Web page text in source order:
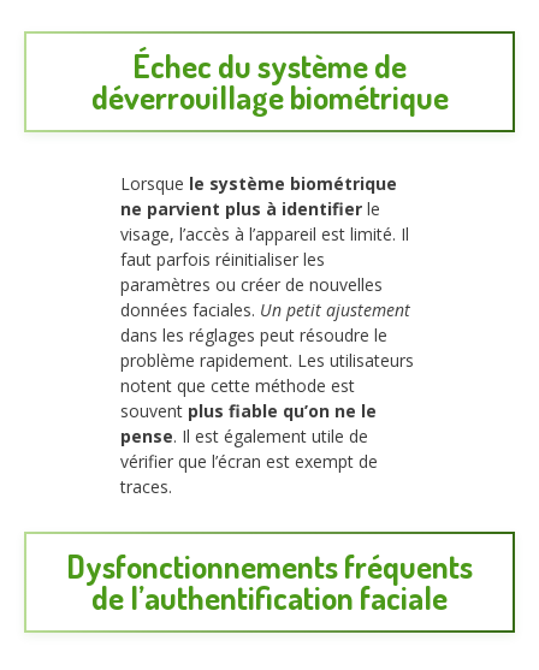
Échec du système de
déverrouillage biométrique
Lorsque le système biométrique
ne parvient plus à identifier le
visage, l’accès à l’appareil est limité. Il
faut parfois réinitialiser les
paramètres ou créer de nouvelles
données faciales. Un petit ajustement
dans les réglages peut résoudre le
problème rapidement. Les utilisateurs
notent que cette méthode est
souvent plus fiable qu’on ne le
pense. Il est également utile de
vérifier que l’écran est exempt de
traces.
Dysfonctionnements fréquents
de l’authentification faciale